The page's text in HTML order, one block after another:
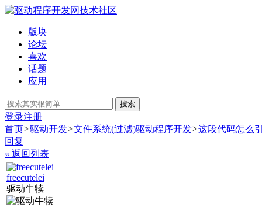
版块
论坛
喜欢
话题
应用
搜索
登录注册
首页>驱动开发>文件系统(过滤)驱动程序开发>这段代码怎么
回复
« 返回列表
freecutelei
驱动牛犊